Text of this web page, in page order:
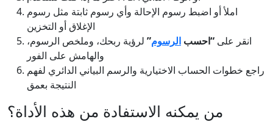
املأ أو اضبط رسوم الإحالة وأي رسوم ثابتة مثل رسوم
الإغلاق أو التخزين
انقر على “احسب الرسوم” لرؤية ربحك، وملخص الرسوم،
والهامش على الفور
راجع خطوات الحساب الاختيارية والرسم البياني الدائري لفهم
النتيجة بعمق
من يمكنه الاستفادة من هذه الأداة؟